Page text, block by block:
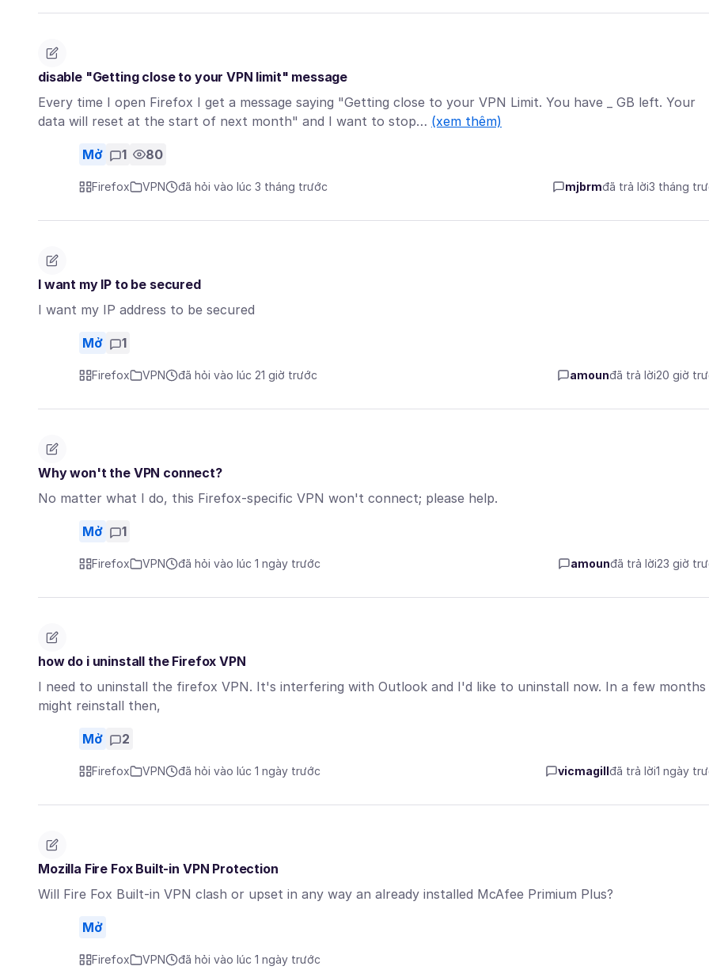
disable "Getting close to your VPN limit" message
Every time I open Firefox I get a message saying "Getting close to your VPN Limit. You have _ GB left. Your
data will reset at the start of next month" and I want to stop… (xem thêm)
Mở 1 80
Firefox VPN đã hỏi vào lúc 3 tháng trước mjbrmđã trả lời3 tháng
I want my IP to be secured
I want my IP address to be secured
Mở 1
Firefox VPN đã hỏi vào lúc 21 giờ trước amounđã trả lời20 giờ
Why won't the VPN connect?
No matter what I do, this Firefox-specific VPN won't connect; please help.
Mở 1
Firefox VPN đã hỏi vào lúc 1 ngày trước amounđã trả lời23 giờ
how do i uninstall the Firefox VPN
I need to uninstall the firefox VPN. It's interfering with Outlook and I'd like to uninstall now. In a few months
might reinstall then,
Mở 2
Firefox VPN đã hỏi vào lúc 1 ngày trước vicmagillđã trả lời1 ngày
Mozilla Fire Fox Built-in VPN Protection
Will Fire Fox Built-in VPN clash or upset in any way an already installed McAfee Primium Plus?
Mở
Firefox VPN đã hỏi vào lúc 1 ngày trước